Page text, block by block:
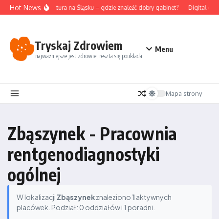
Przejdź do treści
Hot NewsAkupunktura na Śląsku – gdzie znaleźć dobry gabinet? Digital
Tryskaj Zdrowiem
najważniejsze jest zdrowie, reszta się poukłada
Menu
Mapa strony
Zbąszynek - Pracownia
rentgenodiagnostyki
ogólnej
W lokalizacji Zbąszynekznaleziono 1 aktywnych
placówek. Podział: 0 oddziałów i 1 poradni.